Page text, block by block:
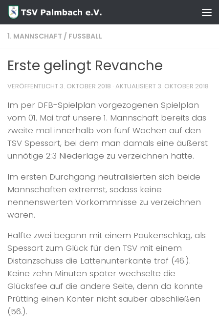
Zum Inhalt springen
1. MANNSCHAFT / FUSSBALL
Erste gelingt Revanche
VERÖFFENTLICHT 3. OKTOBER 2018 · AKTUALISIERT 3. OKTOBER 2018
Im per DFB-Spielplan vorgezogenen Spielplan
vom 01. Mai traf unsere 1. Mannschaft bereits das
zweite mal innerhalb von fünf Wochen auf den
TSV Spessart, bei dem man damals eine äußerst
unnötige 2:3 Niederlage zu verzeichnen hatte.
Im ersten Durchgang neutralisierten sich beide
Mannschaften extremst, sodass keine
nennenswerten Vorkommnisse zu verzeichnen
waren.
Hälfte zwei begann mit einem Paukenschlag, als
Spessart zum Glück für den TSV mit einem
Distanzschuss die Lattenunterkante traf (46.).
Keine zehn Minuten später wechselte die
Glücksfee auf die andere Seite, denn da konnte
Prütting einen Konter nicht sauber abschließen
(56.).